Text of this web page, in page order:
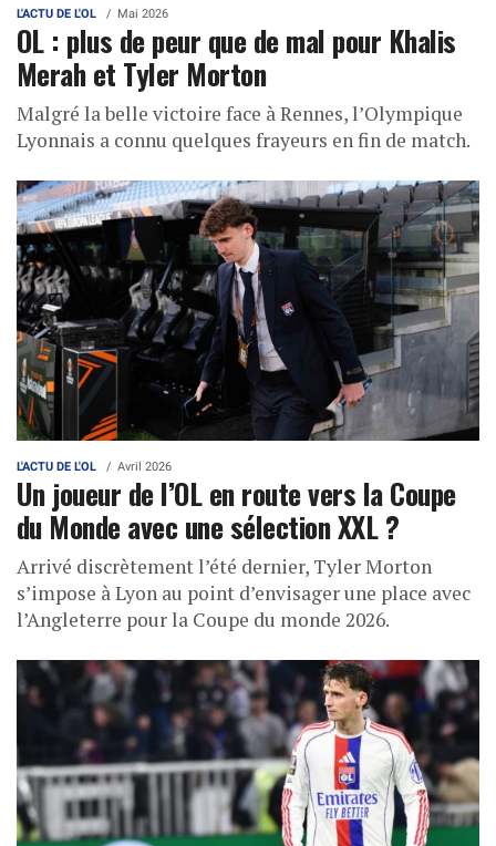
L'ACTU DE L'OL Mai 2026
OL : plus de peur que de mal pour Khalis
Merah et Tyler Morton
Malgré la belle victoire face à Rennes, l’Olympique
Lyonnais a connu quelques frayeurs en fin de match.
L'ACTU DE L'OL Avril 2026
Un joueur de l’OL en route vers la Coupe
du Monde avec une sélection XXL ?
Arrivé discrètement l’été dernier, Tyler Morton
s’impose à Lyon au point d’envisager une place avec
l’Angleterre pour la Coupe du monde 2026.